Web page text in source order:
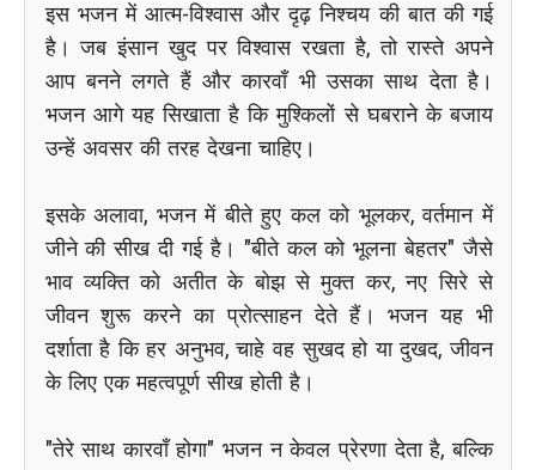
इस भजन में आत्म-विश्वास और दृढ़ निश्चय की बात की गई
है। जब इंसान खुद पर विश्वास रखता है, तो रास्ते अपने
आप बनने लगते हैं और कारवाँ भी उसका साथ देता है।
भजन आगे यह सिखाता है कि मुश्किलों से घबराने के बजाय
उन्हें अवसर की तरह देखना चाहिए।
इसके अलावा, भजन में बीते हुए कल को भूलकर, वर्तमान में
जीने की सीख दी गई है। "बीते कल को भूलना बेहतर" जैसे
भाव व्यक्ति को अतीत के बोझ से मुक्त कर, नए सिरे से
जीवन शुरू करने का प्रोत्साहन देते हैं। भजन यह भी
दर्शाता है कि हर अनुभव, चाहे वह सुखद हो या दुखद, जीवन
के लिए एक महत्वपूर्ण सीख होती है।
"तेरे साथ कारवाँ होगा" भजन न केवल प्रेरणा देता है, बल्कि